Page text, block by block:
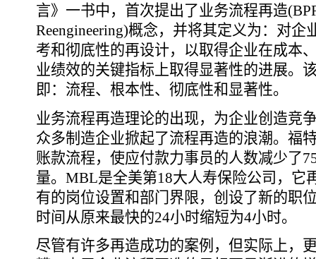
言》一书中，首次提出了业务流程再造
Reengineering)概念，并将其定义为：对
考和彻底性的再设计，以取得企业在成本
业绩效的关键指标上取得显著性的进展。
即：流程、根本性、彻底性和显著性。
业务流程再造理论的出现，为企业创造竞
众多制造企业掀起了流程再造的浪潮。福
账款流程，使应付款力事员的人数减少了
量。MBL是全美第18大人寿保险公司，它
有的岗位设置和部门界限，创设了新的职
时间从原来最快的24小时缩短为4小时。
尽管有许多再造成功的案例，但实际上，